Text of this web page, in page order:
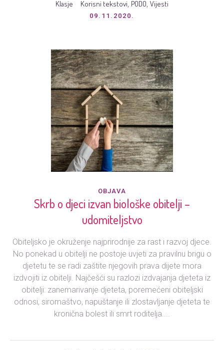
Klasje Korisni tekstovi, PODO, Vijesti
09.11.2020.
OBJAVA
Skrb o djeci izvan biološke obitelji –
udomiteljstvo
Obiteljsko je okruženje najprirodnije za rast i razvoj djece.
No ponekad u obitelji ne postoje uvjeti za pravilnu brigu o
djetetu te se radi zaštite njegovih prava dijete mora
izdvojiti iz obitelji. Najčešći su razlozi izdvajanja djeteta iz
obitelji: zanemarivanje djeteta, poremećeni obiteljski
odnosi, siromaštvo, napuštanje ili zlostavljanje djeteta te
kronična bolest ili smrt roditelja....